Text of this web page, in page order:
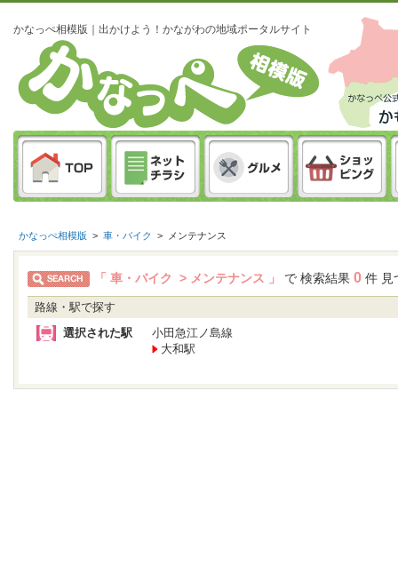
かなっぺ相模版｜出かけよう！かながわの地域ポータルサイト
かなっぺ相模版 > 車・バイク > メンテナンス
「 車・バイク > メンテナンス 」 で 検索結果 0 件 見
路線・駅で探す
選択された駅
小田急江ノ島線
大和駅